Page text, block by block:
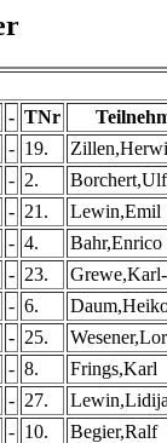
- TNr
- 19.
- 2.
Borchert,Ulf
- 21.
Lewin,Emil
- 4.
Bahr,Enrico
- 23.
- 6.
- 25.
- 8.
Frings,Karl
- 27.
- 10.
Begier,Ralf